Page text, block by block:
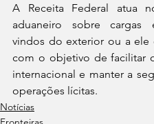
A Receita Federal atua
aduaneiro sobre cargas
vindos do exterior ou a ele
com o objetivo de facilitar
internacional e manter a
operações lícitas.
Notícias